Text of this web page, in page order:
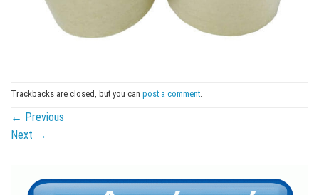
Trackbacks are closed, but you can post a comment.
← Previous
Next →